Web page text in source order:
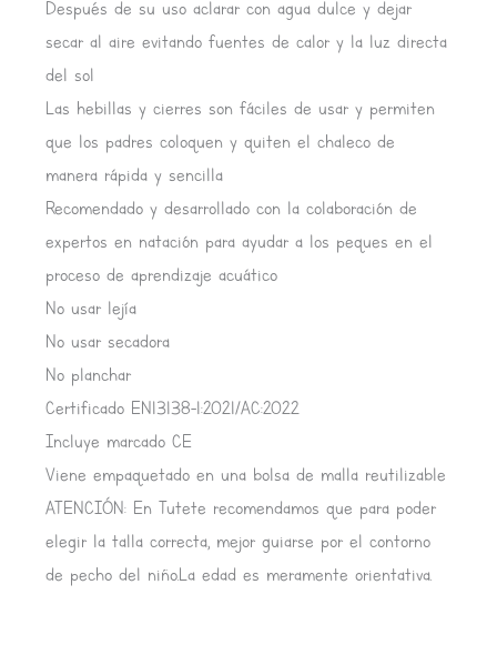
Después de su uso aclarar con agua dulce y dejar
secar al aire evitando fuentes de calor y la luz directa
del sol
Las hebillas y cierres son fáciles de usar y permiten
que los padres coloquen y quiten el chaleco de
manera rápida y sencilla
Recomendado y desarrollado con la colaboración de
expertos en natación para ayudar a los peques en el
proceso de aprendizaje acuático
No usar lejía
No usar secadora
No planchar
Certificado EN13138-1:2021/AC:2022
Incluye marcado CE
Viene empaquetado en una bolsa de malla reutilizable
ATENCIÓN: En Tutete recomendamos que para poder
elegir la talla correcta, mejor guiarse por el contorno
de pecho del niño.La edad es meramente orientativa.